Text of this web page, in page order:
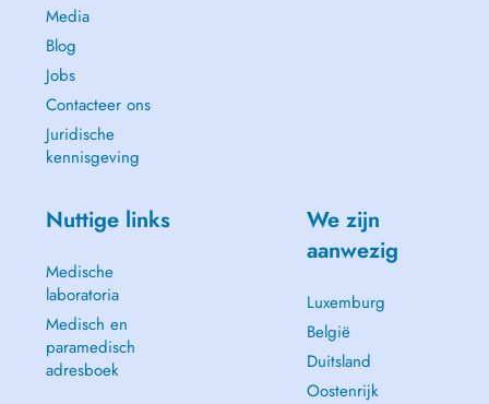
Media
Blog
Jobs
Contacteer ons
Juridische
kennisgeving
Nuttige links
Medische
laboratoria
Medisch en
paramedisch
adresboek
We zijn
aanwezig
Luxemburg
België
Duitsland
Oostenrijk